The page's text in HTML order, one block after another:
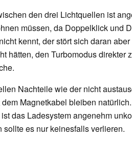
den drei Lichtquellen ist
müssen, da Doppelklick und
kennt, der stört sich daran
hätten, den Turbomodus direkter
Nachteile wie der nicht
Magnetkabel bleiben
das Ladesystem angenehm
sollte es nur keinesfalls verlieren.